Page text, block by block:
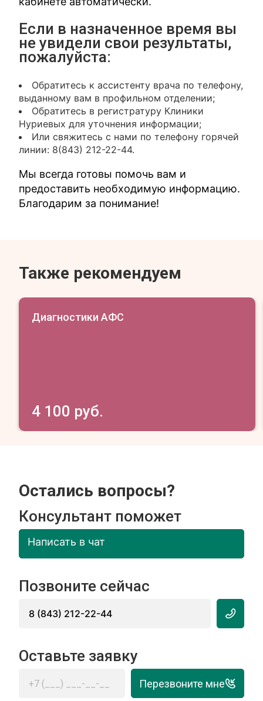
Если в назначенное время вы
не увидели свои результаты,
пожалуйста:
Обратитесь к ассистенту врача по телефону,
выданному вам в профильном отделении;
Обратитесь в регистратуру Клиники
Нуриевых для уточнения информации;
Или свяжитесь с нами по телефону горячей
линии: 8(843) 212-22-44.
Мы всегда готовы помочь вам и
предоставить необходимую информацию.
Благодарим за понимание!
Также рекомендуем
Диагностики АФС
4 100 руб.
Остались вопросы?
Консультант поможет
Написать в чат
Позвоните сейчас
8 (843) 212-22-44
Оставьте заявку
Перезвоните мне